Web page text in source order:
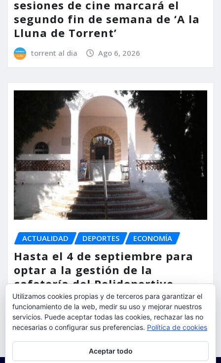
sesiones de cine marcará el
segundo fin de semana de ‘A la
Lluna de Torrent’
torrent al dia Ago 6, 2026
ACTUALIDAD DEPORTES ECONOMÍA
Hasta el 4 de septiembre para
optar a la gestión de la
cafetería del Polideportivo
Anabel Medina de Torrent
torrent al dia Ago 6, 2026
Utilizamos cookies propias y de terceros para garantizar el
funcionamiento de la web, medir su uso y mejorar nuestros
servicios. Puede aceptar todas las cookies, rechazar las no
necesarias o configurar sus preferencias. Política de cookies
Aceptar todo